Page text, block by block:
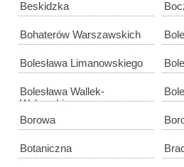
Beskidzka
Bohaterów Warszawskich
Bolesława Limanowskiego
Bolesława Wallek-
Walewskiego
Borowa
Botaniczna